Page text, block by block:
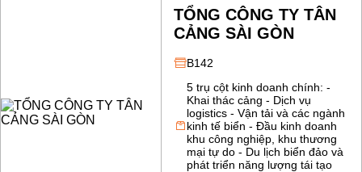
TỔNG CÔNG TY TÂN
CẢNG SÀI GÒN
B142
5 trụ cột kinh doanh chính: -
Khai thác cảng - Dịch vụ
logistics - Vận tải và các ngành
kinh tế biển - Đầu kinh doanh
khu công nghiệp, khu thương
mại tự do - Du lịch biển đảo và
phát triển năng lượng tái tạo